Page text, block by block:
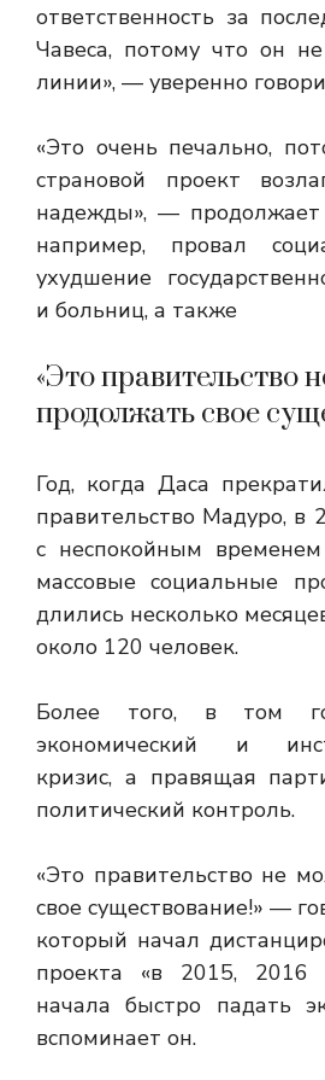
ответственность за
Чавеса, потому что он
линии», — уверенно
«Это очень печально,
страновой проект
надежды», — продолжает
например, провал
ухудшение
и больниц, а также
«Это правительство
продолжать свое
Год, когда Даса
правительство Мадуро, в
с неспокойным
массовые социальные
длились несколько
около 120 человек.
Более того, в том
экономический и
кризис, а правящая
политический контроль.
«Это правительство не
свое существование!» —
который начал
проекта «в 2015, 2016
начала быстро падать
вспоминает он.